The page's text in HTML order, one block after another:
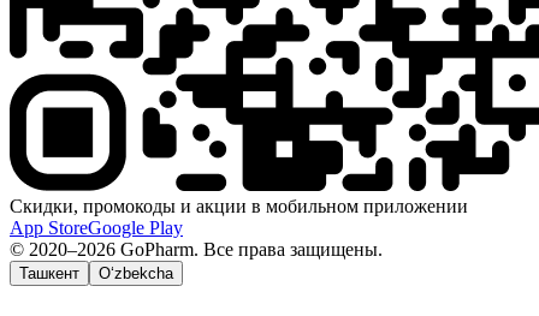
Скидки, промокоды и акции в мобильном приложении
App StoreGoogle Play
© 2020–2026 GoPharm. Все права защищены.
Ташкент O‘zbekcha